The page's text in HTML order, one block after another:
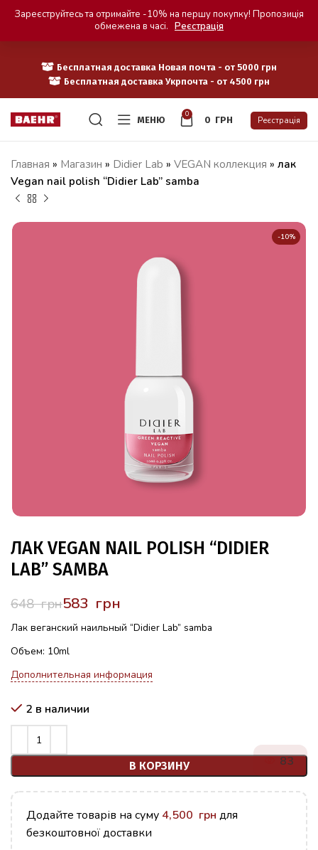
Бесплатная доставка Новая почта - от 5000 грн
Бесплатная доставка Укрпочта - от 4500 грн
МЕНЮ
0
0 ГРН Реєстрація
Главная » Магазин » Didier Lab » VEGAN коллекция » лак
Vegan nail polish “Didier Lab” samba
-10%
ЛАК VEGAN NAIL POLISH “DIDIER
LAB” SAMBA
648грн583 грн
Лак веганский наильный “Didier Lab” samba
Объем: 10ml
Дополнительная информация
2 в наличии
В КОРЗИНУ 83
Додайте товарів на суму 4,500 грн для
безкоштовної доставки
Зареєструйтесь та отримайте -10% на першу покупку! Пропозиція
обмежена в часі. Реєстрація